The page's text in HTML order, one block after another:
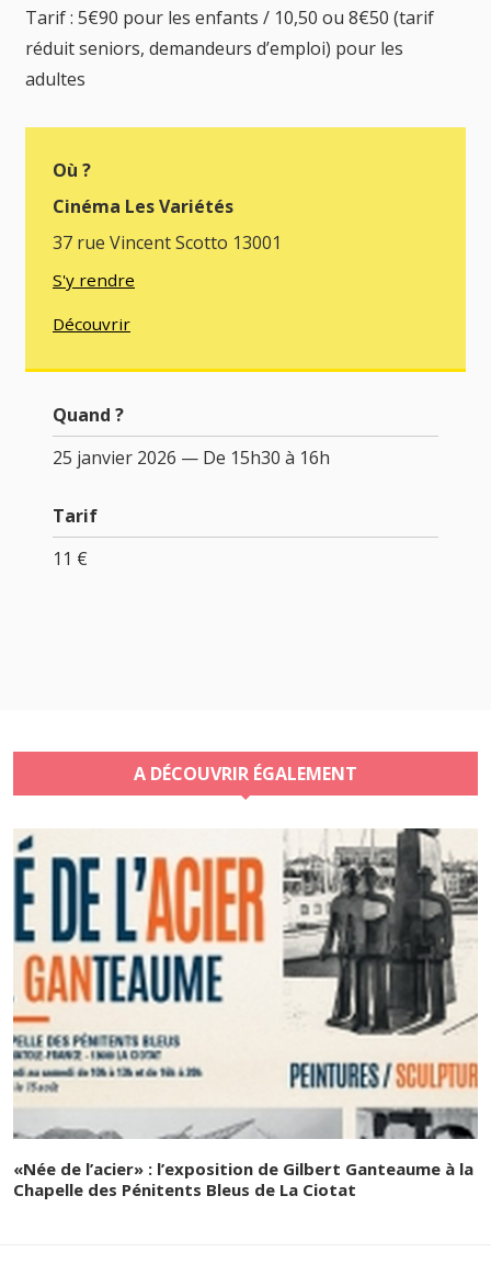
Tarif : 5€90 pour les enfants / 10,50 ou 8€50 (tarif
réduit seniors, demandeurs d’emploi) pour les
adultes
Où ?
Cinéma Les Variétés
37 rue Vincent Scotto 13001
S'y rendre
Découvrir
Quand ?
25 janvier 2026 — De 15h30 à 16h
Tarif
11 €
A DÉCOUVRIR ÉGALEMENT
«Née de l’acier» : l’exposition de Gilbert Ganteaume à la
Chapelle des Pénitents Bleus de La Ciotat